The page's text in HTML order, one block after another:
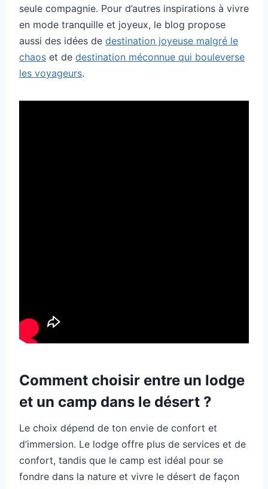
seule compagnie. Pour d’autres inspirations à vivre
en mode tranquille et joyeux, le blog propose
aussi des idées de destination joyeuse malgré le
chaos et de destination méconnue qui bouleverse
les voyageurs.
Comment choisir entre un lodge
et un camp dans le désert ?
Le choix dépend de ton envie de confort et
d’immersion. Le lodge offre plus de services et de
confort, tandis que le camp est idéal pour se
fondre dans la nature et vivre le désert de façon